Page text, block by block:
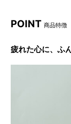
POINT商品特徴
疲れた心に、ふ